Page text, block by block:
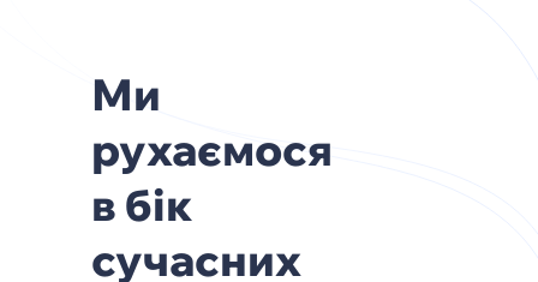
Ми
рухаємося
в бік
сучасних